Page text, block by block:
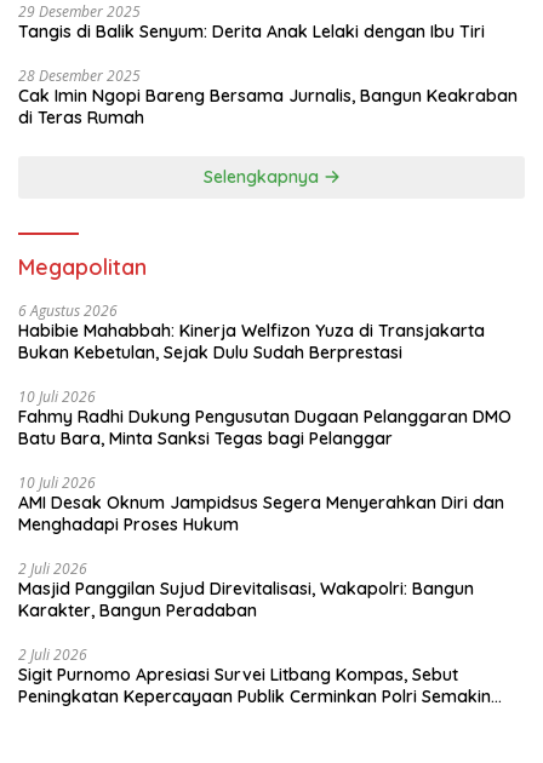
29 Desember 2025
Tangis di Balik Senyum: Derita Anak Lelaki dengan Ibu Tiri
28 Desember 2025
Cak Imin Ngopi Bareng Bersama Jurnalis, Bangun Keakraban
di Teras Rumah
Selengkapnya
Megapolitan
6 Agustus 2026
Habibie Mahabbah: Kinerja Welfizon Yuza di Transjakarta
Bukan Kebetulan, Sejak Dulu Sudah Berprestasi
10 Juli 2026
Fahmy Radhi Dukung Pengusutan Dugaan Pelanggaran DMO
Batu Bara, Minta Sanksi Tegas bagi Pelanggar
10 Juli 2026
AMI Desak Oknum Jampidsus Segera Menyerahkan Diri dan
Menghadapi Proses Hukum
2 Juli 2026
Masjid Panggilan Sujud Direvitalisasi, Wakapolri: Bangun
Karakter, Bangun Peradaban
2 Juli 2026
Sigit Purnomo Apresiasi Survei Litbang Kompas, Sebut
Peningkatan Kepercayaan Publik Cerminkan Polri Semakin